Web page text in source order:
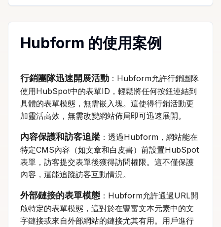
Hubform 的使用案例
行銷團隊迅速開展活動 ：Hubform允許行銷團隊
使用HubSpot中的表單ID，輕鬆將任何按鈕連結到
具體的表單模態，無需嵌入塊。這使得行銷活動更
加靈活高效，無需改變網站佈局即可迅速展開。
內容保護和訪客追蹤 ：透過Hubform，網站能在
特定CMS內容（如文章和白皮書）前設置HubSpot
表單，訪客提交表單後獲得訪問權限。這不僅保護
內容，還能追蹤訪客互動情況。
外部鏈接的表單模態 ：Hubform允許通過URL開
啟特定的表單模態，這對於在豐富文本元素中的文
字鏈接或來自外部網站的鏈接尤其有用。用戶進行